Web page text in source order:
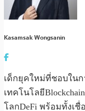
Kasamsak Wongsanin
เด็กยุคใหม่ที่ชอบใน
เทคโนโลยี
โลกDeFi พร้อมทั้งเชื่